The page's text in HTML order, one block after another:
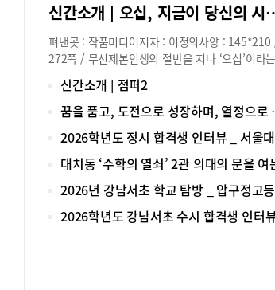
험을 준비하는 데 예측 가능성을 높이기 위해서이
하지만, 수년 전처럼 출제 위원장이 의욕적으로 새
유형 개발에 나서지 않기 때문이다.조국 사태 이
시의 공정성이 주목받게 되면서 출제 위원들을 논
험을 그야말로 코앞에 둔 시점에서야 선임돼 문제
정보에 대한 사전 정보가 매우 중요해질 수 있는
성을 없애기 위해 기존 유형대로 무난하게 잡음없
다. 수년간 이어온 채점 기준에 여간해선 손을 대
는다. 모의 논술을 통해 살펴 보면 채점 기준은 대학
로 그간의 특징을 그대로 유지하고 있다. 이제는 누
라도 정답의 원리를 다 알고 예측 가능한 시험으
신간소개 | 오
펴낸곳 : 작품미디어저자 : 이정의사양 : 145*210
272쪽 / 무선제본인생의 절반을 지나 ‘오십’이라
턱에 서면 많은 이들이 알 수 없는 불안감과 무력감
휩싸인다.“이제 내 인생의 전성기는 끝난 것일까?”,
“더 이상의 성장은 불가능한 나이일까?”라며 망설
이 순간이 당신의 진짜 시작’이라고 외치는 신간
간됐다. 작품미디어가 내놓은 이정의 작가의 자전
세이 『오십, 지금이 당신의 시작입니다』다.이 책
흔한 성공담이나 뜬구름 잡으며 위로를 건네는 자
발서가 아니다. 여섯 살에 어머니를, 스물두 살에 아
지를 여의고 일찍부터 세상에 홀로 던져져 스스로
신간소개 | 점퍼2
꿈을 품고,